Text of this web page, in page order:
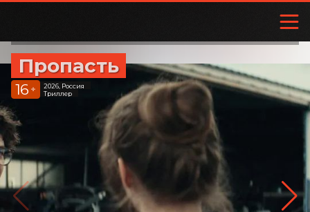
Пропасть
16 +
2026, Россия
Триллер